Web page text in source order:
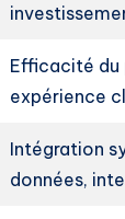
Efficacité du
expérience
Intégration
données,